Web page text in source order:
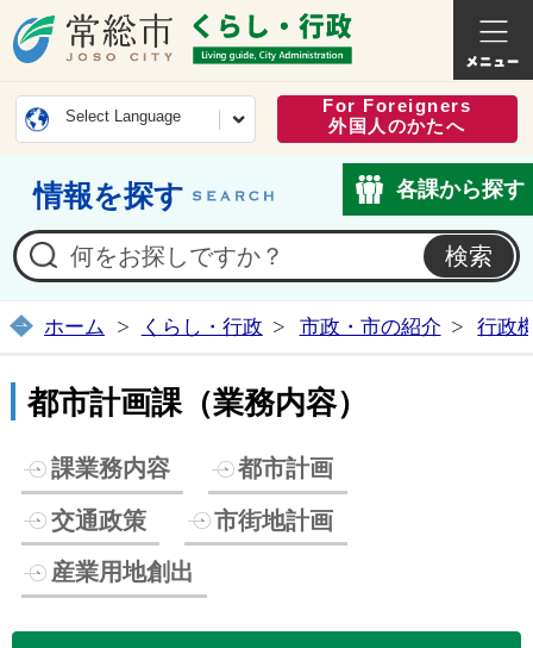
常総市公式ホームページ
くらし
Select Language
For Foreigners
外国人のかたへ
情報を探す 各課から探す
ホーム くらし・行政 市政・市の紹介 行政
都市計画課（業務内容）
課業務内容
都市計画
交通政策
市街地計画
産業用地創出